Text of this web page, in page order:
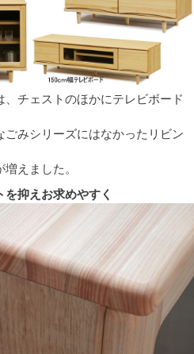
チェストのほかにテレビボード
みシリーズにはなかったリビン
えました。
を抑えお求めやすく